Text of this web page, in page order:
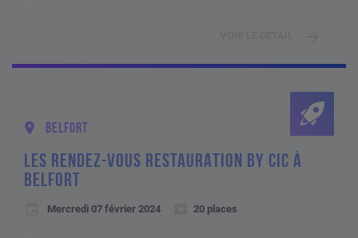
BELFORT
LES RENDEZ-VOUS RESTAURATION BY CIC À
BELFORT
Mercredi 07 février 2024 20 places